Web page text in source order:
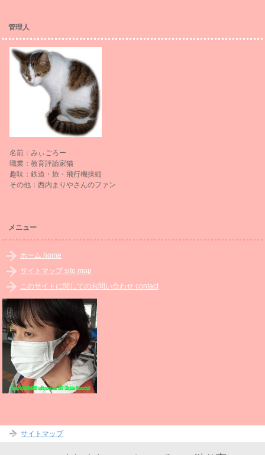
管理人
名前：みぃごろー
職業：教育評論家猫
趣味：鉄道・旅・飛行機操縦
その他：西内まりやさんのファン
メニュー
ホーム home
サイトマップ site map
このサイトに関してのお問い合わせ contact
サイトマップ